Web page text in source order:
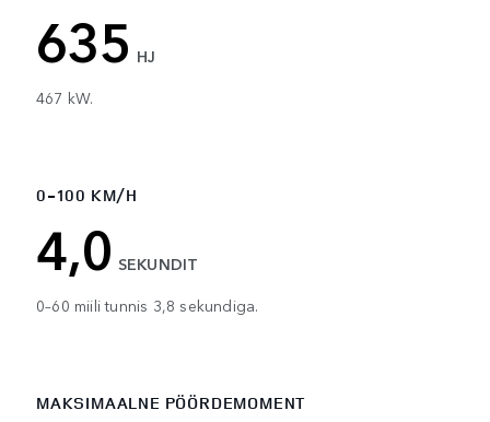
635 HJ
467 kW.
0-100 KM/H
4,0 SEKUNDIT
0–60 miili tunnis 3,8 sekundiga.
MAKSIMAALNE PÖÖRDEMOMENT